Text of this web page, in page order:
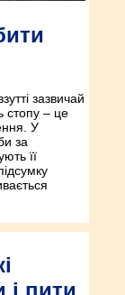
зазвичай
стопу – це
У
за
її